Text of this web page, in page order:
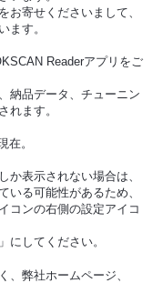
お寄せくださいまして、
ます。
Readerアプリをご
納品データ、チューニン
れます。
。
か表示されない場合は、
いる可能性があるため、
コンの右側の設定アイコ
にしてください。
、弊社ホームページ、